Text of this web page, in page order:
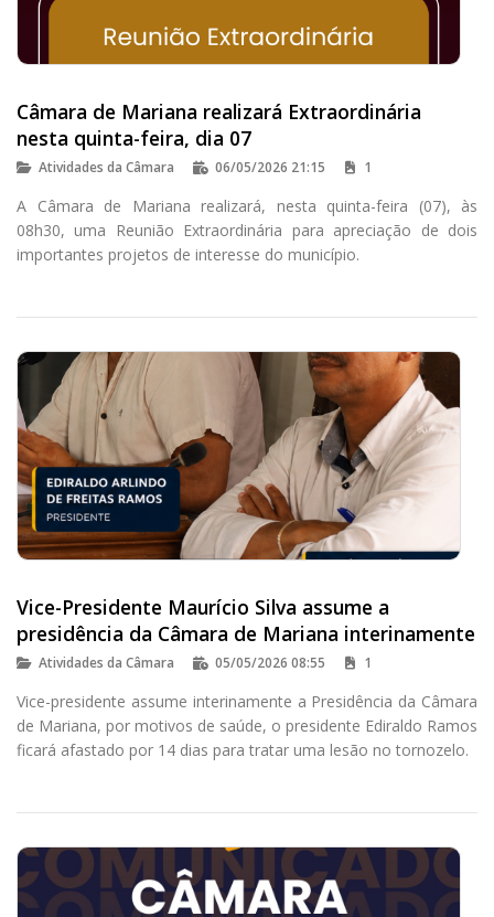
Câmara de Mariana realizará Extraordinária
nesta quinta-feira, dia 07
Atividades da Câmara 06/05/2026 21:15 1
A Câmara de Mariana realizará, nesta quinta-feira (07), às
08h30, uma Reunião Extraordinária para apreciação de dois
importantes projetos de interesse do município.
Vice-Presidente Maurício Silva assume a
presidência da Câmara de Mariana interinamente
Atividades da Câmara 05/05/2026 08:55 1
Vice-presidente assume interinamente a Presidência da Câmara
de Mariana, por motivos de saúde, o presidente Ediraldo Ramos
ficará afastado por 14 dias para tratar uma lesão no tornozelo.